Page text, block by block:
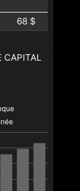
68 $
CAPITAL